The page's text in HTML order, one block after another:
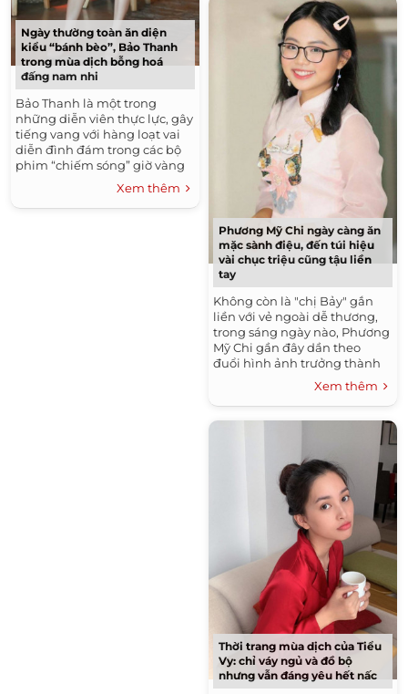
Ngày thường toàn ăn diện
kiểu “bánh bèo”, Bảo Thanh
trong mùa dịch bỗng hoá
đấng nam nhi
Bảo Thanh là một trong
những diễn viên thực lực, gây
tiếng vang với hàng loạt vai
diễn đình đám trong các bộ
phim “chiếm sóng” giờ vàng
VTV vài năm gần đây. Thành
công của cô không chỉ...
Xem thêm
Phương Mỹ Chi ngày càng ăn
mặc sành điệu, đến túi hiệu
vài chục triệu cũng tậu liền
tay
Không còn là "chị Bảy" gắn
liền với vẻ ngoài dễ thương,
trong sáng ngày nào, Phương
Mỹ Chi gần đây dần theo
đuổi hình ảnh trưởng thành
và chín chắn hơn. Tuy vẫn giữ
được tính cách hồn...
Xem thêm
Thời trang mùa dịch của Tiểu
Vy: chỉ váy ngủ và đồ bộ
nhưng vẫn đáng yêu hết nấc